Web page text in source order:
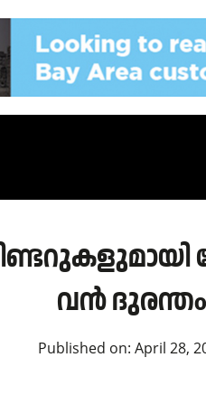
വൻ ദുരന്തo
Published on: April 28,